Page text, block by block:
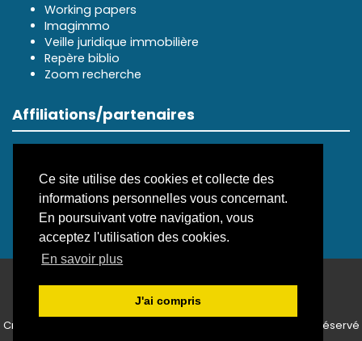
Ce site utilise des cookies et collecte des
informations personnelles vous concernant.
En poursuivant votre navigation, vous
acceptez l'utilisation des cookies.
En savoir plus
J'ai compris
Working papers
Imagimmo
Veille juridique immobilière
Repère biblio
Zoom recherche
Affiliations/partenaires
—Politique de confidentialité
Créé et hébergé par Chapitre 9
Accès réservé